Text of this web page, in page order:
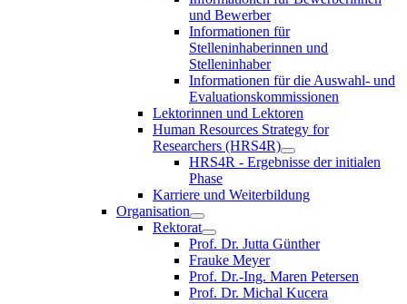
und Bewerber
Informationen für
Stelleninhaberinnen und
Stelleninhaber
Informationen für die Auswahl- und
Evaluationskommissionen
Lektorinnen und Lektoren
Human Resources Strategy for
Researchers (HRS4R)
HRS4R - Ergebnisse der initialen
Phase
Karriere und Weiterbildung
Organisation
Rektorat
Prof. Dr. Jutta Günther
Frauke Meyer
Prof. Dr.-Ing. Maren Petersen
Prof. Dr. Michal Kucera